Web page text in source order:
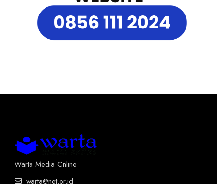
Warta Media Online.
warta@net.or.id